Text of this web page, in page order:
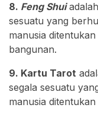
8. Feng Shui
sesuatu yang
manusia
bangunan.
9. Kartu Tarot
segala sesuatu
manusia